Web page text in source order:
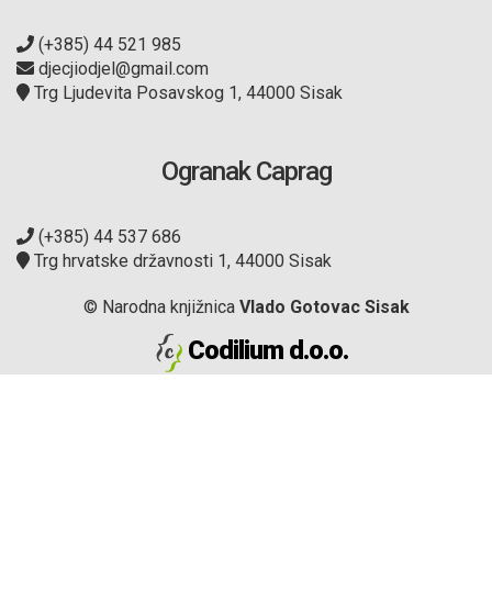
(+385) 44 521 985
djecjiodjel@gmail.com
Trg Ljudevita Posavskog 1, 44000 Sisak
Ogranak Caprag
(+385) 44 537 686
Trg hrvatske državnosti 1, 44000 Sisak
© Narodna knjižnica Vlado Gotovac Sisak
Codilium d.o.o.